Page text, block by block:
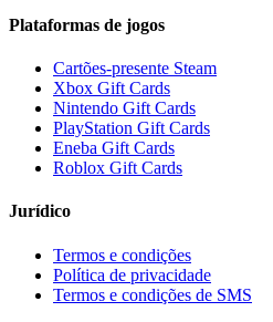
Plataformas de jogos
Cartões-presente Steam
Xbox Gift Cards
Nintendo Gift Cards
PlayStation Gift Cards
Eneba Gift Cards
Roblox Gift Cards
Jurídico
Termos e condições
Política de privacidade
Termos e condições de SMS